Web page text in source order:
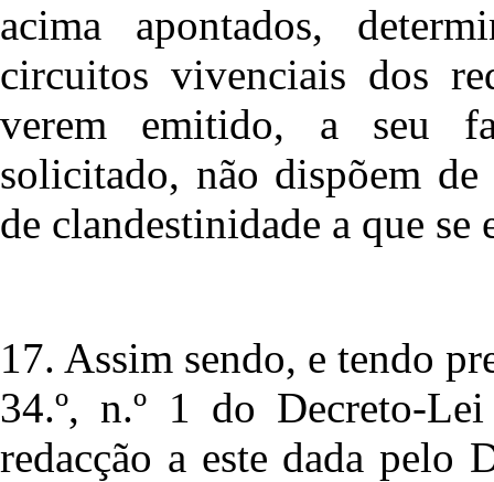
acima apontados,
circuitos vivenciais dos
verem emitido, a seu
solicitado, não dispõem
de clandestinidade a que se
17. Assim sendo, e tendo
34.º, n.º 1 do Decreto-
redacção a este dada pelo